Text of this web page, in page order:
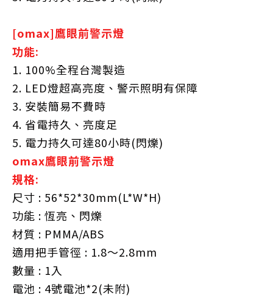
[omax]鷹眼前警示燈
功能:
1. 100%全程台灣製造
2. LED燈超高亮度、警示照明有保障
3. 安裝簡易不費時
4. 省電持久、亮度足
5. 電力持久可達80小時(閃爍)
omax鷹眼前警示燈
規格:
尺寸 : 56*52*30mm(L*W*H)
功能 : 恆亮、閃爍
材質 : PMMA/ABS
適用把手管徑 : 1.8～2.8mm
數量 : 1入
電池 : 4號電池*2(未附)